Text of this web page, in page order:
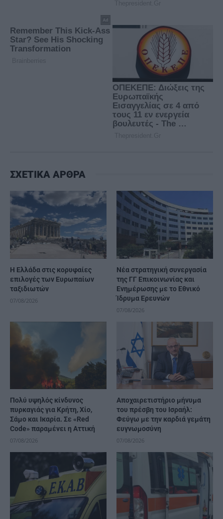
ΣΧΕΤΙΚΑ ΑΡΘΡΑ
Η Ελλάδα στις κορυφαίες
επιλογές των Ευρωπαίων
ταξιδιωτών
07/08/2026
Νέα στρατηγική συνεργασία
της ΓΓ Επικοινωνίας και
Ενημέρωσης με το Εθνικό
Ίδρυμα Ερευνών
07/08/2026
Πολύ υψηλός κίνδυνος
πυρκαγιάς για Κρήτη, Χίο,
Σάμο και Ικαρία. Σε «Red
Code» παραμένει η Αττική
07/08/2026
Αποχαιρετιστήριο μήνυμα
του πρέσβη του Ισραήλ:
Φεύγω με την καρδιά γεμάτη
ευγνωμοσύνη
07/08/2026